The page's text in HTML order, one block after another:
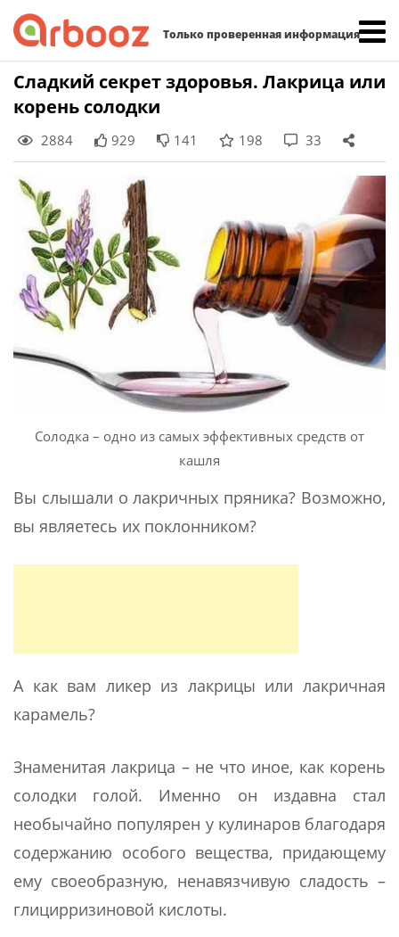
Только проверенная информация
Skip
content
Сладкий секрет здоровья. Лакрица или
корень солодки
2884 929 141 198 33
Солодка – одно из самых эффективных средств от
кашля
Вы слышали о лакричных пряника? Возможно,
вы являетесь их поклонником?
А как вам ликер из лакрицы или лакричная
карамель?
Знаменитая лакрица – не что иное, как корень
солодки голой. Именно он издавна стал
необычайно популярен у кулинаров благодаря
содержанию особого вещества, придающему
ему своеобразную, ненавязчивую сладость –
глицирризиновой кислоты.
Найти: